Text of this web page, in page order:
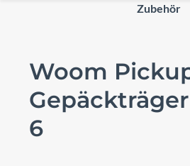
Zubehör
Woom
6